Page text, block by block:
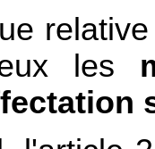
les